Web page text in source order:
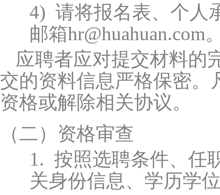
4) 请将报名表、个人
邮箱
应聘者应对提交材料的
交的资料信息严格保密。
资格或解除相关协议。
（二） 资格审查
1. 按照选聘条件、任
关身份信息、学历学